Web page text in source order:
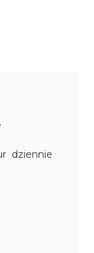
dziennie